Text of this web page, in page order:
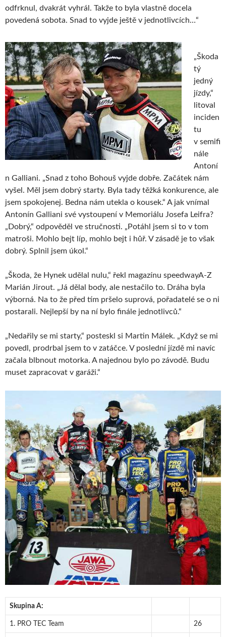
odfrknul, dvakrát vyhrál. Takže to byla vlastně docela
povedená sobota. Snad to vyjde ještě v jednotlivcích…“
„Škoda
tý
jedný
jízdy,“
litoval
inciden
tu
v semifi
nále
Antoní
n Galliani. „Snad z toho Bohouš vyjde dobře. Začátek nám
vyšel. Měl jsem dobrý starty. Byla tady těžká konkurence, ale
jsem spokojenej. Bedna nám utekla o kousek.“ A jak vnímal
Antonín Galliani své vystoupení v Memoriálu Josefa Leifra?
„Dobrý,“ odpověděl ve stručnosti. „Potáhl jsem si to v tom
matroši. Mohlo bejt líp, mohlo bejt i hůř. V zásadě je to však
dobrý. Splnil jsem úkol.“
„Škoda, že Hynek udělal nulu,“ řekl magazínu speedwayA-Z
Marián Jirout. „Já dělal body, ale nestačilo to. Dráha byla
výborná. Na to že před tím pršelo suprová, pořadatelé se o ni
postarali. Nejlepší by na ní bylo finále jednotlivců.“
„Nedařily se mi starty,“ posteskl si Martin Málek. „Když se mi
povedl, prodrbal jsem to v zatáčce. V poslední jízdě mi navíc
začala blbnout motorka. A najednou bylo po závodě. Budu
muset zapracovat v garáži.“
Skupina A:
1. PRO TEC Team 26